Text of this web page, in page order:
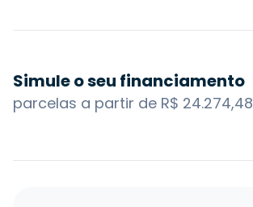
Simule o seu financiamento
parcelas a partir de R$ 24.274,48